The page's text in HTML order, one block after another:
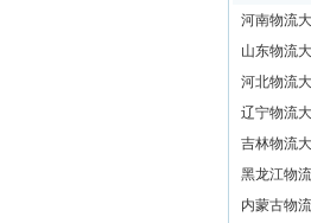
河南物流
山东物流
河北物流
辽宁物流
吉林物流
黑龙江物
内蒙古物